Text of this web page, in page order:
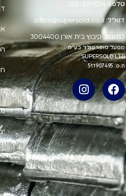
טלפון:
דוא"ל:office@supersold.co.il
כתובת:קיבוץ בית אורן 3004400
מפעל סופרסולד בע"מ
SUPERSOLD LTD
ח.פ: 511907495